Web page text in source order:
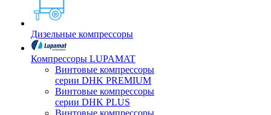
Дизельные компрессоры
Компрессоры LUPAMAT
Винтовые компрессоры
серии DHK PREMIUM
Винтовые компрессоры
серии DHK PLUS
Винтовые компрессоры